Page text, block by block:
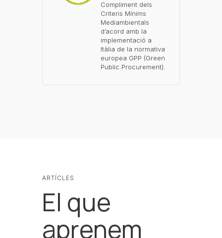
Compliment dels
Criteris Mínims
Mediambientals
d’acord amb la
implementació a
Itàlia de la normativa
europea GPP (Green
Public Procurement).
ARTÍCLES
El que
aprenem